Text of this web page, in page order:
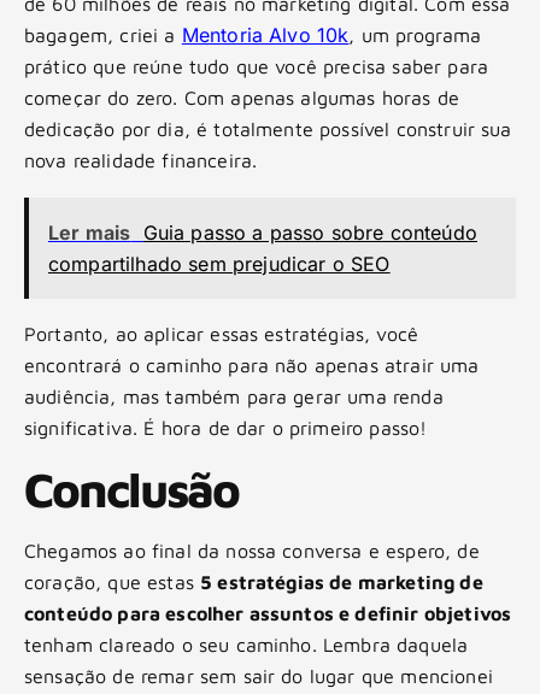
bagagem, criei a Mentoria Alvo 10k, um programa
prático que reúne tudo que você precisa saber para
começar do zero. Com apenas algumas horas de
dedicação por dia, é totalmente possível construir sua
nova realidade financeira.
Ler mais Guia passo a passo sobre conteúdo
compartilhado sem prejudicar o SEO
Portanto, ao aplicar essas estratégias, você
encontrará o caminho para não apenas atrair uma
audiência, mas também para gerar uma renda
significativa. É hora de dar o primeiro passo!
Conclusão
Chegamos ao final da nossa conversa e espero, de
coração, que estas 5 estratégias de marketing de
conteúdo para escolher assuntos e definir objetivos
tenham clareado o seu caminho. Lembra daquela
sensação de remar sem sair do lugar que mencionei